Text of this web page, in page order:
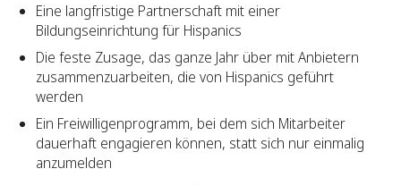
Eine langfristige Partnerschaft mit einer
Bildungseinrichtung für Hispanics
Die feste Zusage, das ganze Jahr über mit Anbietern
zusammenzuarbeiten, die von Hispanics geführt
werden
Ein Freiwilligenprogramm, bei dem sich Mitarbeiter
dauerhaft engagieren können, statt sich nur einmalig
anzumelden